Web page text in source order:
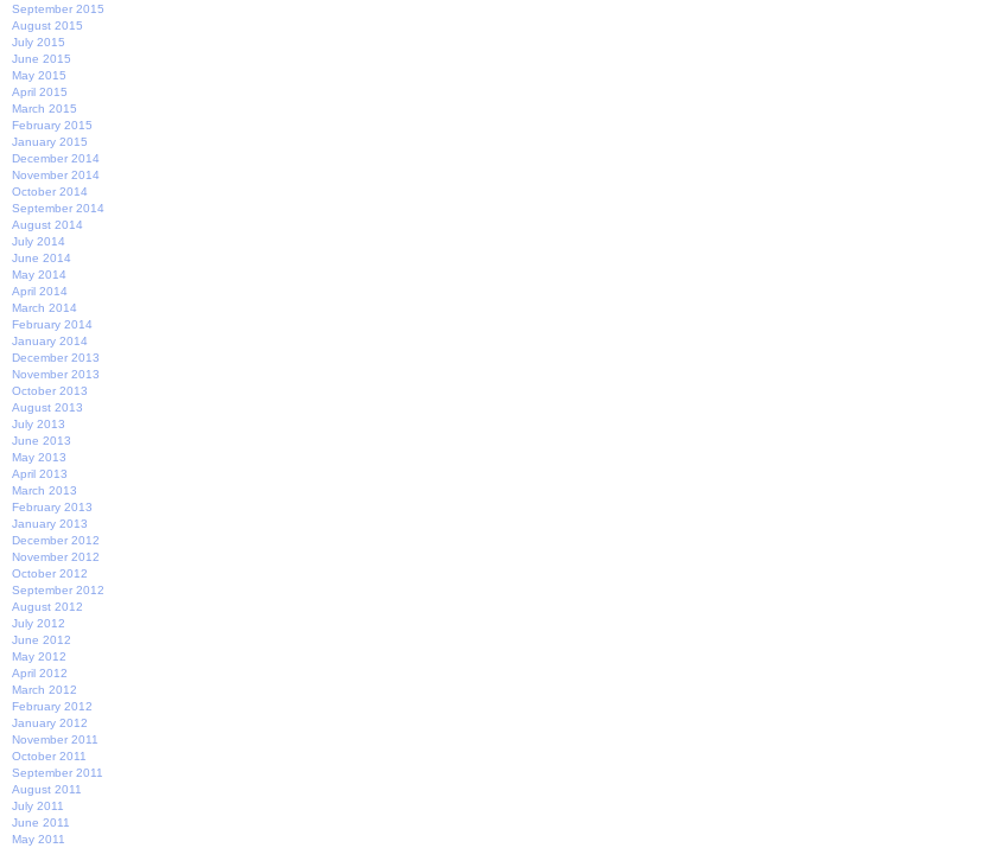
September 2015
August 2015
July 2015
June 2015
May 2015
April 2015
March 2015
February 2015
January 2015
December 2014
November 2014
October 2014
September 2014
August 2014
July 2014
June 2014
May 2014
April 2014
March 2014
February 2014
January 2014
December 2013
November 2013
October 2013
August 2013
July 2013
June 2013
May 2013
April 2013
March 2013
February 2013
January 2013
December 2012
November 2012
October 2012
September 2012
August 2012
July 2012
June 2012
May 2012
April 2012
March 2012
February 2012
January 2012
November 2011
October 2011
September 2011
August 2011
July 2011
June 2011
May 2011